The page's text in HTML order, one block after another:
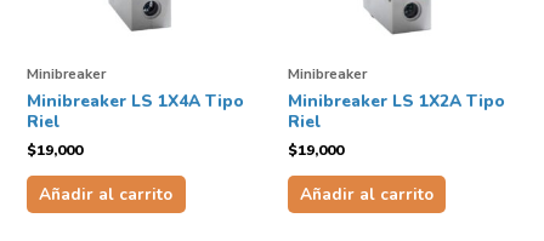
Minibreaker
Minibreaker LS 1X4A Tipo
Riel
$19,000
Añadir al carrito
Minibreaker
Minibreaker LS 1X2A Tipo
Riel
$19,000
Añadir al carrito